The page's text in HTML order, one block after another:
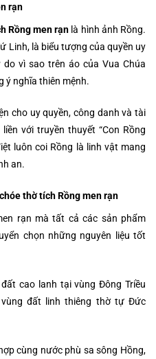
rạn
Rồng men rạn là hình ảnh Rồng.
Linh, là biểu tượng của quyền uy
vì sao trên áo của Vua Chúa
ý nghĩa thiên mệnh.
cho uy quyền, công danh và tài
với truyền thuyết “Con Rồng
luôn coi Rồng là linh vật mang
an.
thờ tích Rồng men rạn
rạn mà tất cả các sản phẩm
chọn những nguyên liệu tốt
cao lanh tại vùng Đông Triều
đất linh thiêng thờ tự Đức
cùng nước phù sa sông Hồng,